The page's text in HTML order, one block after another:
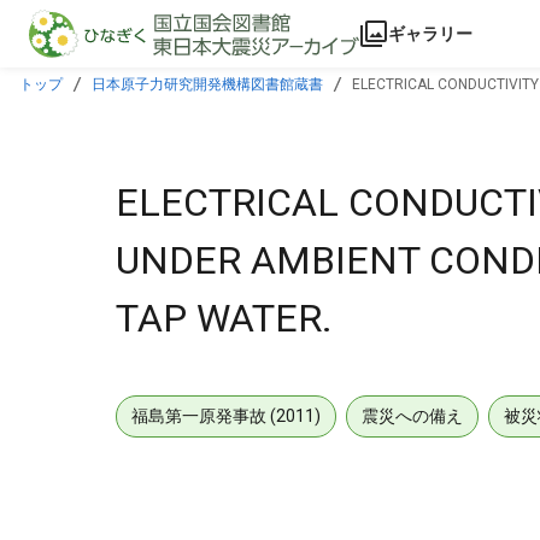
本文に飛ぶ
ギャラリー
トップ 日本原子力研究開発機構図書館蔵書 ELECTRICAL
ELECTRICAL
UNDER AMBIENT
TAP WATER.
福島第一原発事故 (2011) 震災への備え 被災